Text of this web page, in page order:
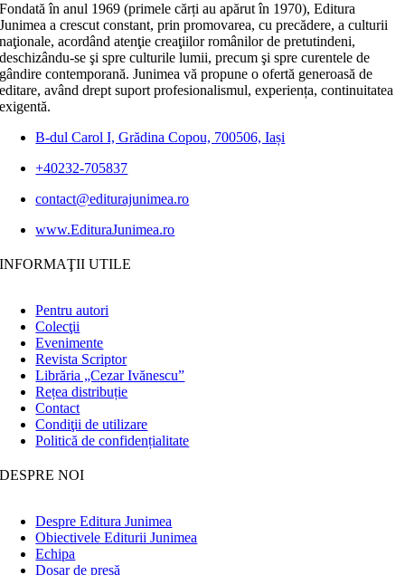
Fondată în anul 1969 (primele cărți au apărut în 1970), Editura
Junimea a crescut constant, prin promovarea, cu precădere, a culturii
naţionale, acordând atenţie creaţiilor românilor de pretutindeni,
deschizându-se şi spre culturile lumii, precum şi spre curentele de
gândire contemporană. Junimea vă propune o ofertă generoasă de
editare, având drept suport profesionalismul, experiența, continuitatea
exigentă.
B-dul Carol I, Grădina Copou, 700506, Iași
+40232-705837
contact@editurajunimea.ro
www.EdituraJunimea.ro
INFORMAŢII UTILE
Pentru autori
Colecţii
Evenimente
Revista Scriptor
Librăria „Cezar Ivănescu”
Rețea distribuție
Contact
Condiţii de utilizare
Politică de confidențialitate
DESPRE NOI
Despre Editura Junimea
Obiectivele Editurii Junimea
Echipa
Dosar de presă